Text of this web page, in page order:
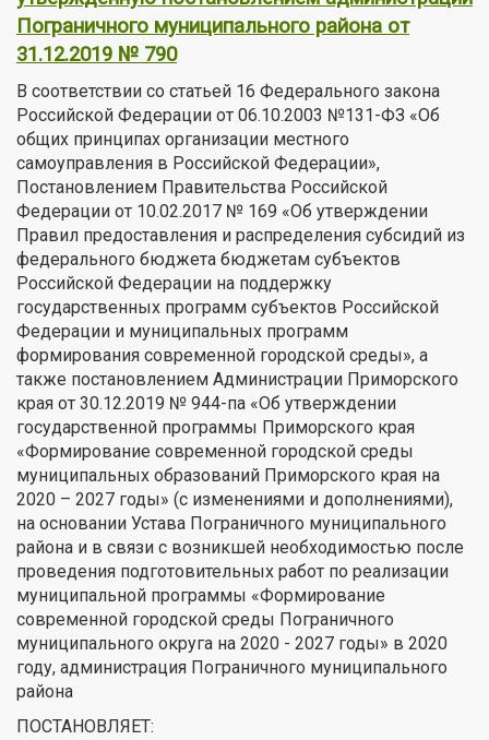
Пограничного муниципального района от
31.12.2019 № 790
В соответствии со статьей 16 Федерального закона
Российской Федерации от 06.10.2003 №131-ФЗ «Об
общих принципах организации местного
самоуправления в Российской Федерации»,
Постановлением Правительства Российской
Федерации от 10.02.2017 № 169 «Об утверждении
Правил предоставления и распределения субсидий из
федерального бюджета бюджетам субъектов
Российской Федерации на поддержку
государственных программ субъектов Российской
Федерации и муниципальных программ
формирования современной городской среды», а
также постановлением Администрации Приморского
края от 30.12.2019 № 944-па «Об утверждении
государственной программы Приморского края
«Формирование современной городской среды
муниципальных образований Приморского края на
2020 – 2027 годы» (с изменениями и дополнениями),
на основании Устава Пограничного муниципального
района и в связи с возникшей необходимостью после
проведения подготовительных работ по реализации
муниципальной программы «Формирование
современной городской среды Пограничного
муниципального округа на 2020 - 2027 годы» в 2020
году, администрация Пограничного муниципального
района
ПОСТАНОВЛЯЕТ: